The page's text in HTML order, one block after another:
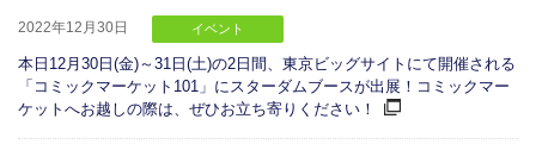
2022年12月30日 イベント
本日12月30日(金)～31日(土)の2日間、東京ビッグサイトにて開催される
「コミックマーケット101」にスターダムブースが出展！コミックマー
ケットへお越しの際は、ぜひお立ち寄りください！